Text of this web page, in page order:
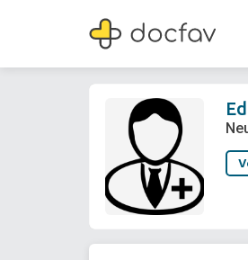
Edgar Camilo
Neurofisiólogo